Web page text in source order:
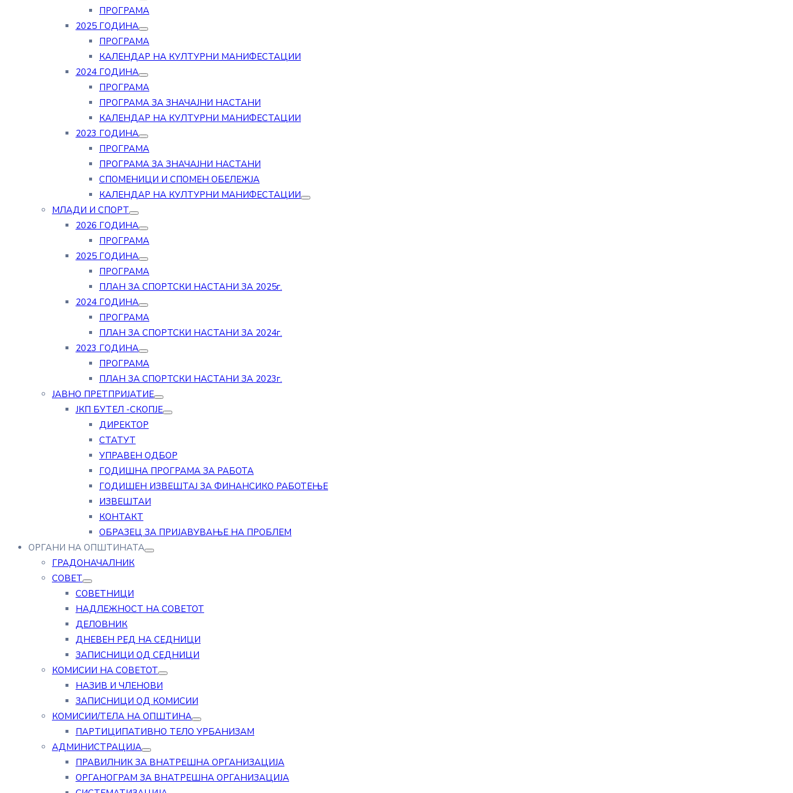
ПРОГРАМА
2025 ГОДИНА
ПРОГРАМА
КАЛЕНДАР НА КУЛТУРНИ МАНИФЕСТАЦИИ
2024 ГОДИНА
ПРОГРАМА
ПРОГРАМА ЗА ЗНАЧАЈНИ НАСТАНИ
КАЛЕНДАР НА КУЛТУРНИ МАНИФЕСТАЦИИ
2023 ГОДИНА
ПРОГРАМА
ПРОГРАМА ЗА ЗНАЧАЈНИ НАСТАНИ
СПОМЕНИЦИ И СПОМЕН ОБЕЛЕЖЈА
КАЛЕНДАР НА КУЛТУРНИ МАНИФЕСТАЦИИ
МЛАДИ И СПОРТ
2026 ГОДИНА
ПРОГРАМА
2025 ГОДИНА
ПРОГРАМА
ПЛАН ЗА СПОРТСКИ НАСТАНИ ЗА 2025г.
2024 ГОДИНА
ПРОГРАМА
ПЛАН ЗА СПОРТСКИ НАСТАНИ ЗА 2024г.
2023 ГОДИНА
ПРОГРАМА
ПЛАН ЗА СПОРТСКИ НАСТАНИ ЗА 2023г.
ЈАВНО ПРЕТПРИЈАТИЕ
ЈКП БУТЕЛ -СКОПЈЕ
ДИРЕКТОР
СТАТУТ
УПРАВЕН ОДБОР
ГОДИШНА ПРОГРАМА ЗА РАБОТА
ГОДИШЕН ИЗВЕШТАЈ ЗА ФИНАНСИКО РАБОТЕЊЕ
ИЗВЕШТАИ
КОНТАКТ
ОБРАЗЕЦ ЗА ПРИЈАВУВАЊЕ НА ПРОБЛЕМ
ОРГАНИ НА ОПШТИНАТА
ГРАДОНАЧАЛНИК
СОВЕТ
СОВЕТНИЦИ
НАДЛЕЖНОСТ НА СОВЕТОТ
ДЕЛОВНИК
ДНЕВЕН РЕД НА СЕДНИЦИ
ЗАПИСНИЦИ ОД СЕДНИЦИ
КОМИСИИ НА СОВЕТОТ
НАЗИВ И ЧЛЕНОВИ
ЗАПИСНИЦИ ОД КОМИСИИ
КОМИСИИ/ТЕЛА НА ОПШТИНА
ПАРТИЦИПАТИВНО ТЕЛО УРБАНИЗАМ
АДМИНИСТРАЦИЈА
ПРАВИЛНИК ЗА ВНАТРЕШНА ОРГАНИЗАЦИЈА
ОРГАНОГРАМ ЗА ВНАТРЕШНА ОРГАНИЗАЦИЈА